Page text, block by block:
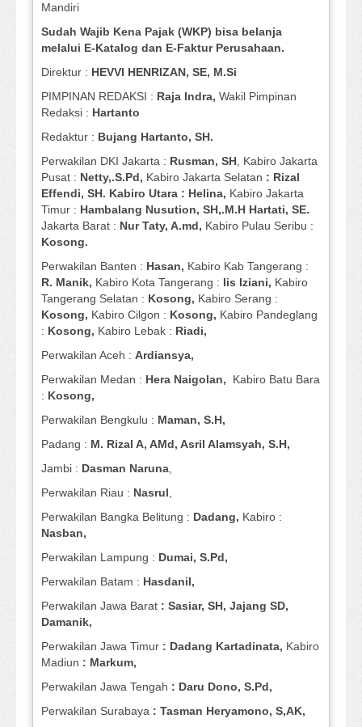
Mandiri
Sudah Wajib Kena Pajak (WKP) bisa belanja
melalui E-Katalog dan E-Faktur Perusahaan.
Direktur : HEVVI HENRIZAN, SE, M.Si
PIMPINAN REDAKSI : Raja Indra, Wakil Pimpinan
Redaksi : Hartanto
Redaktur : Bujang Hartanto, SH.
Perwakilan DKI Jakarta : Rusman, SH, Kabiro Jakarta
Pusat : Netty,.S.Pd, Kabiro Jakarta Selatan : Rizal
Effendi, SH. Kabiro Utara : Helina, Kabiro Jakarta
Timur : Hambalang Nusution, SH,.M.H Hartati, SE.
Jakarta Barat : Nur Taty, A.md, Kabiro Pulau Seribu :
Kosong.
Perwakilan Banten : Hasan, Kabiro Kab Tangerang :
R. Manik, Kabiro Kota Tangerang : Iis Iziani, Kabiro
Tangerang Selatan : Kosong, Kabiro Serang :
Kosong, Kabiro Cilgon : Kosong, Kabiro Pandeglang
: Kosong, Kabiro Lebak : Riadi,
Perwakilan Aceh : Ardiansya,
Perwakilan Medan : Hera Naigolan, Kabiro Batu Bara
: Kosong,
Perwakilan Bengkulu : Maman, S.H,
Padang : M. Rizal A, AMd, Asril Alamsyah, S.H,
Jambi : Dasman Naruna,
Perwakilan Riau : Nasrul,
Perwakilan Bangka Belitung : Dadang, Kabiro :
Nasban,
Perwakilan Lampung : Dumai, S.Pd,
Perwakilan Batam : Hasdanil,
Perwakilan Jawa Barat : Sasiar, SH, Jajang SD,
Damanik,
Perwakilan Jawa Timur : Dadang Kartadinata, Kabiro
Madiun : Markum,
Perwakilan Jawa Tengah : Daru Dono, S.Pd,
Perwakilan Surabaya : Tasman Heryamono, S,AK,